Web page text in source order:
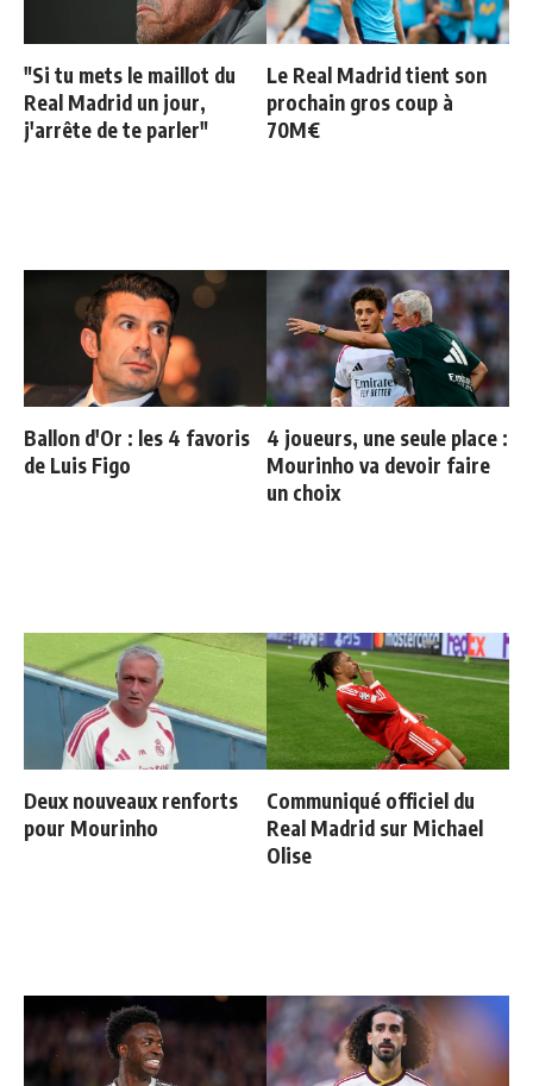
"Si tu mets le maillot du
Real Madrid un jour,
j'arrête de te parler"
Le Real Madrid tient son
prochain gros coup à
70M€
Ballon d'Or : les 4 favoris
de Luis Figo
4 joueurs, une seule place :
Mourinho va devoir faire
un choix
Deux nouveaux renforts
pour Mourinho
Communiqué officiel du
Real Madrid sur Michael
Olise